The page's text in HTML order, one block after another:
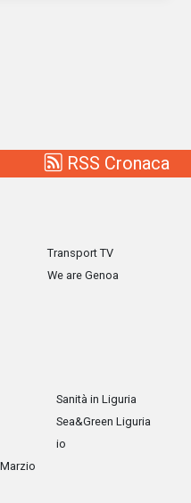
RSS Cronaca
Transport TV
We are Genoa
Sanità in Liguria
Sea&Green Liguria
io